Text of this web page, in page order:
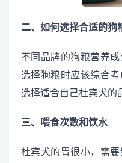
二、如何选择合适的狗
不同品牌的狗粮营养
选择狗粮时应该综合考
选择适合自己杜宾犬的
三、喂食次数和饮水
杜宾犬的胃很小，需